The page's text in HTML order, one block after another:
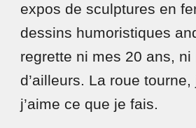
expos de sculptures en
dessins humoristiques
regrette ni mes 20 ans, ni
d’ailleurs. La roue
j’aime ce que je fais.